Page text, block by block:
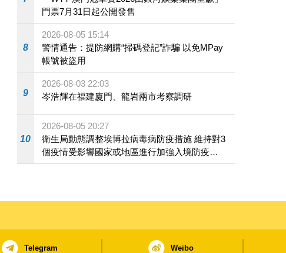
門票7月31日起公開發售
8
2026-08-05 15:14
警情通告：提防網購“掃碼登記”詐騙 以免MPay
帳號被盜用
9
2026-08-03 22:03
岑浩輝在福建廈門、龍岩兩市考察調研
10
2026-08-05 20:27
衛生局動態調整埃博拉病毒病防疫措施 維持對3
個疫情受影響國家或地區進行加強入境防疫措
施
Telegram Weibo